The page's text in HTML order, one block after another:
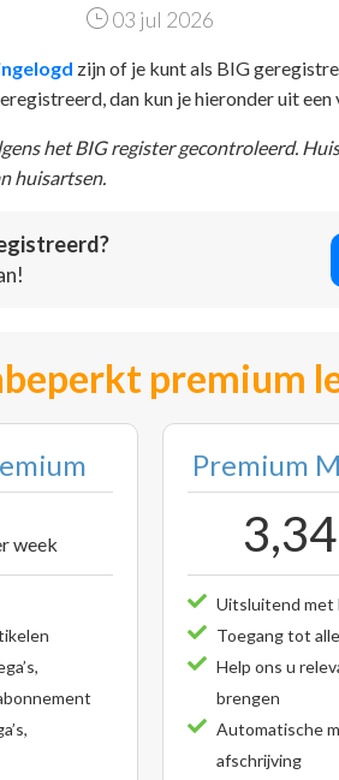
03 jul 2026
zijn of je kunt als BIG
dan kun je hieronder uit
het BIG register gecontroleerd.
huisartsen.
premium
week
Premium
3,34
Uitsluitend met
Toegang tot
Help ons u
brengen
Automatische
afschrijving